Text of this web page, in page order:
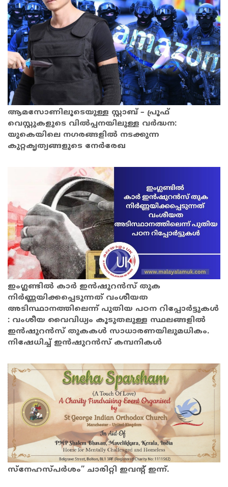
ആമസോണിലൂടെയുള്ള സ്റ്റാബ് – പ്രൂഫ്
വെസ്റ്റുകളുടെ വിൽപ്പനയിലുള്ള വർദ്ധന:
യുകെയിലെ നഗരങ്ങളിൽ നടക്കുന്ന
കുറ്റകൃത്യങ്ങളുടെ നേർരേഖ
ഇംഗ്ലണ്ടിൽ കാർ ഇൻഷുറൻസ് തുക
നിർണ്ണയിക്കപ്പെടുന്നത് വംശീയത
അടിസ്ഥാനത്തിലെന്ന് പുതിയ പഠന റിപ്പോർട്ടുകൾ
: വംശീയ വൈവിധ്യം കൂടുതലുള്ള സ്ഥലങ്ങളിൽ
ഇൻഷുറൻസ് തുകകൾ സാധാരണയിലുമധികം.
നിഷേധിച്ച് ഇൻഷുറൻസ് കമ്പനികൾ
സ്നേഹസ്പർശം” ചാരിറ്റി ഇവന്റ് ഇന്ന്.